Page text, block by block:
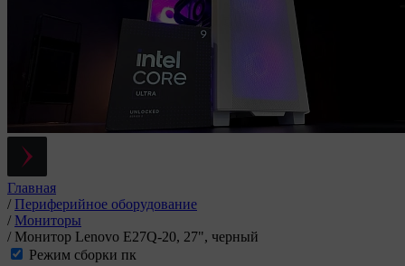
Главная
/ Периферийное оборудование
/ Мониторы
/ Монитор Lenovo E27Q-20, 27", черный
Режим сборки пк